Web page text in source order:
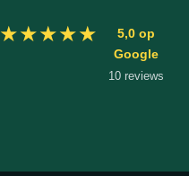
★★★★★
5,0 op
Google
10 reviews